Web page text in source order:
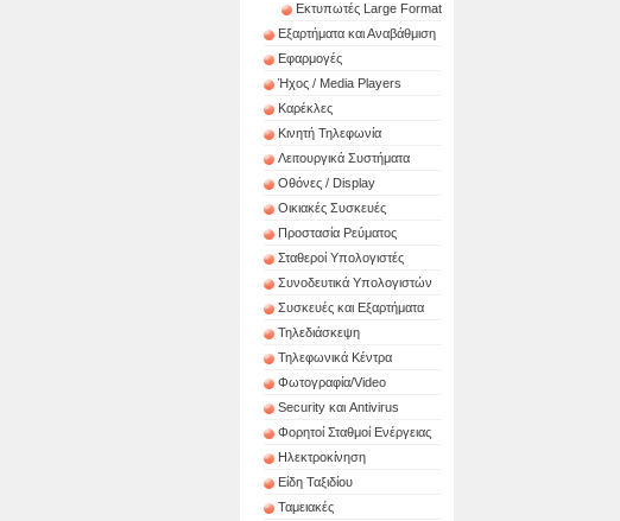
Εκτυπωτές Large Format
Εξαρτήματα και Αναβάθμιση
Εφαρμογές
Ήχος / Media Players
Καρέκλες
Κινητή Τηλεφωνία
Λειτουργικά Συστήματα
Οθόνες / Display
Οικιακές Συσκευές
Προστασία Ρεύματος
Σταθεροί Υπολογιστές
Συνοδευτικά Υπολογιστών
Συσκευές και Εξαρτήματα
Τηλεδιάσκεψη
Τηλεφωνικά Κέντρα
Φωτογραφία/Video
Security και Antivirus
Φορητοί Σταθμοί Ενέργειας
Ηλεκτροκίνηση
Είδη Ταξιδίου
Ταμειακές